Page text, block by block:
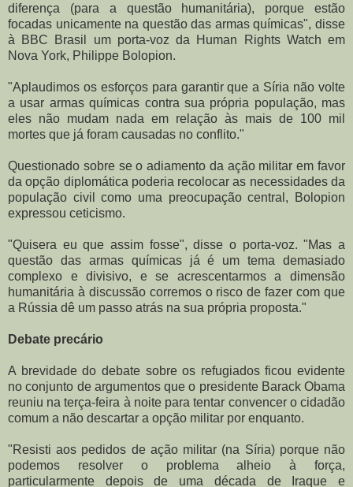
diferença (para a questão humanitária), porque estão
focadas unicamente na questão das armas químicas", disse
à BBC Brasil um porta-voz da Human Rights Watch em
Nova York, Philippe Bolopion.
"Aplaudimos os esforços para garantir que a Síria não volte
a usar armas químicas contra sua própria população, mas
eles não mudam nada em relação às mais de 100 mil
mortes que já foram causadas no conflito."
Questionado sobre se o adiamento da ação militar em favor
da opção diplomática poderia recolocar as necessidades da
população civil como uma preocupação central, Bolopion
expressou ceticismo.
"Quisera eu que assim fosse", disse o porta-voz. "Mas a
questão das armas químicas já é um tema demasiado
complexo e divisivo, e se acrescentarmos a dimensão
humanitária à discussão corremos o risco de fazer com que
a Rússia dê um passo atrás na sua própria proposta."
Debate precário
A brevidade do debate sobre os refugiados ficou evidente
no conjunto de argumentos que o presidente Barack Obama
reuniu na terça-feira à noite para tentar convencer o cidadão
comum a não descartar a opção militar por enquanto.
"Resisti aos pedidos de ação militar (na Síria) porque não
podemos resolver o problema alheio à força,
particularmente depois de uma década de Iraque e